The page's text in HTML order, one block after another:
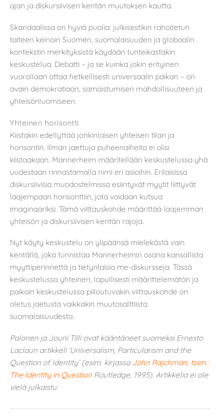
ajan ja diskursiivisen kentän muutoksen kautta.
Skandaalissa on hyviä puolia: julkisestikin rahoitetun
taiteen keinoin Suomen, suomalaisuuden ja globaalin
kontekstin merkityksistä käydään tunteikastakin
keskustelua. Debatti – ja se kuinka jokin erityinen
vuorollaan ottaa hetkellisesti universaalin paikan – on
avain demokratiaan, samaistumisen mahdollisuuteen ja
yhteisönluomiseen.
Yhteinen horisontti
Kiistakin edellyttää jonkinlaisen yhteisen tilan ja
horisontin. Ilman jaettuja puheenaiheita ei olisi
kiistaakaan. Mannerheim määritellään keskustelussa yhä
uudestaan rinnastamalla nimi eri asioihin. Erilaisissa
diskursiivisia muodostelmissa esiintyvät myytit liittyvät
laajempaan horisonttiin, jota voidaan kutsua
imaginaariksi. Tämä viittauskohde määrittää laajemman
yhteisön ja diskursiivisen kentän rajoja.
Nyt käyty keskustelu on ylipäänsä mielekästä vain
kentällä, joka tunnistaa Mannerheimin osana kansallista
myyttiperinnettä ja tietynlaisia me-diskursseja. Tässä
keskustelussa yhteinen, lopullisesti määrittelemätön ja
paikoin keskustelussa piiloutuvakin viittauskohde on
oletus jaetusta vaikkakin muutosalttiista
suomalaisuudesta.
Palonen ja Jouni Tilli ovat kääntäneet suomeksi Ernesto
Laclaun artikkeli ’Universalism, Particularism and the
Question of Identity’ (esim. kirjassa John Rajchman, toim.:
The Identity in QuestionRoutledge, 1995). Artikkelia ei ole
vielä julkaistu.